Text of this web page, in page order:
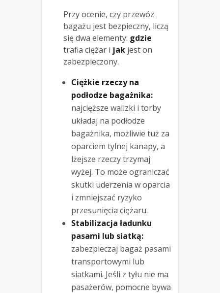
Przy ocenie, czy przewóz
bagażu jest bezpieczny, liczą
się dwa elementy: gdzie
trafia ciężar i jak jest on
zabezpieczony.
Ciężkie rzeczy na
podłodze bagażnika:
najcięższe walizki i torby
układaj na podłodze
bagażnika, możliwie tuż za
oparciem tylnej kanapy, a
lżejsze rzeczy trzymaj
wyżej. To może ograniczać
skutki uderzenia w oparcia
i zmniejszać ryzyko
przesunięcia ciężaru.
Stabilizacja ładunku
pasami lub siatką:
zabezpieczaj bagaż pasami
transportowymi lub
siatkami. Jeśli z tyłu nie ma
pasażerów, pomocne bywa